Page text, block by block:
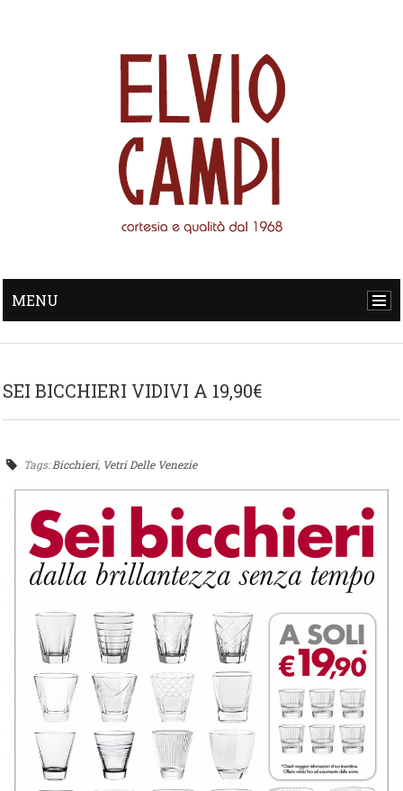
MENU
SEI BICCHIERI VIDIVI A 19,90€
Tags:Bicchieri, Vetri Delle Venezie